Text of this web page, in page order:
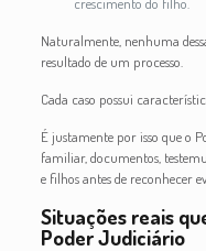
Naturalmente, nenhuma
resultado de um processo.
Cada caso possui
É justamente por isso que o
familiar, documentos,
e filhos antes de reconhecer
Situações reais
Poder Judiciário